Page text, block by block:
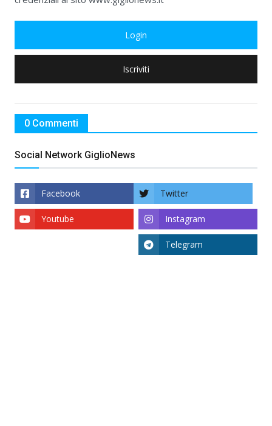
Login
Iscriviti
0 Commenti
Social Network GiglioNews
Facebook Twitter
Instagram
Youtube
Telegram